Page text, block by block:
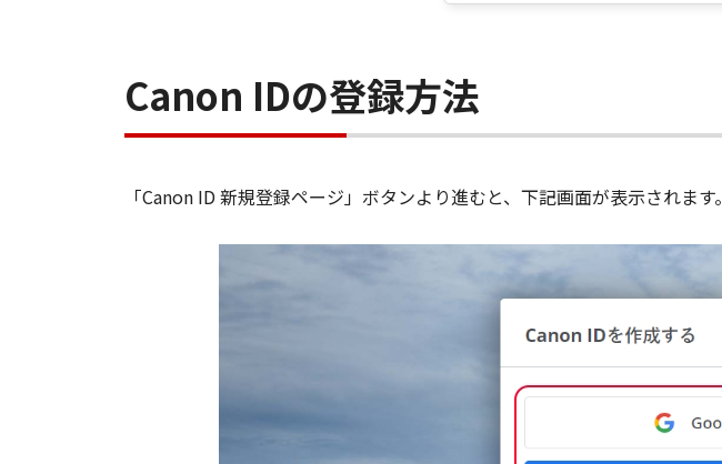
Canon IDの登録方法
「Canon ID 新規登録ページ」ボタンより進むと、下記画面が表示されます。